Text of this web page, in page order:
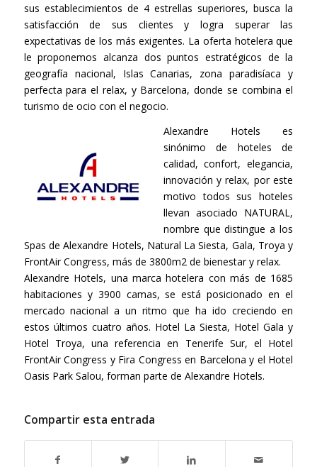
sus establecimientos de 4 estrellas superiores, busca la
satisfacción de sus clientes y logra superar las
expectativas de los más exigentes. La oferta hotelera que
le proponemos alcanza dos puntos estratégicos de la
geografía nacional, Islas Canarias, zona paradisíaca y
perfecta para el relax, y Barcelona, donde se combina el
turismo de ocio con el negocio.
Alexandre Hotels es
sinónimo de hoteles de
calidad, confort, elegancia,
innovación y relax, por este
motivo todos sus hoteles
llevan asociado NATURAL,
nombre que distingue a los
Spas de Alexandre Hotels, Natural La Siesta, Gala, Troya y
FrontAir Congress, más de 3800m2 de bienestar y relax.
Alexandre Hotels, una marca hotelera con más de 1685
habitaciones y 3900 camas, se está posicionado en el
mercado nacional a un ritmo que ha ido creciendo en
estos últimos cuatro años. Hotel La Siesta, Hotel Gala y
Hotel Troya, una referencia en Tenerife Sur, el Hotel
FrontAir Congress y Fira Congress en Barcelona y el Hotel
Oasis Park Salou, forman parte de Alexandre Hotels.
Compartir esta entrada